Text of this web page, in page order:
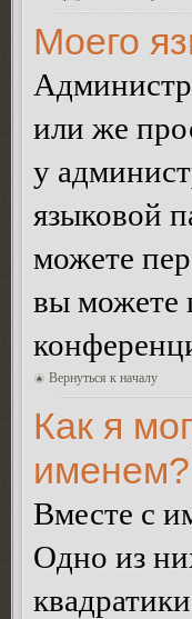
Моего
или же
у
языковой
можете
вы можете
Вернуться к началу
Как я
именем?
Вместе с
Одно из